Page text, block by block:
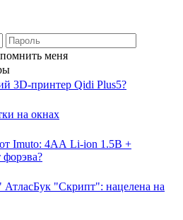
меня
3D-принтер Qidi Plus5?
на окнах
Imuto: 4АА Li-ion 1.5В +
АтласБук "Скрипт": нацелена на